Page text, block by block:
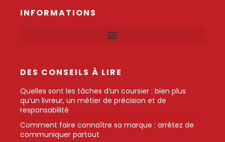
INFORMATIONS
DES CONSEILS À LIRE
Quelles sont les tâches d’un coursier : bien plus
qu’un livreur, un métier de précision et de
responsabilité
Comment faire connaître sa marque : arrêtez de
communiquer partout